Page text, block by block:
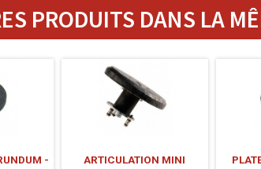
PRODUITS DANS LA
-
ARTICULATION MINI